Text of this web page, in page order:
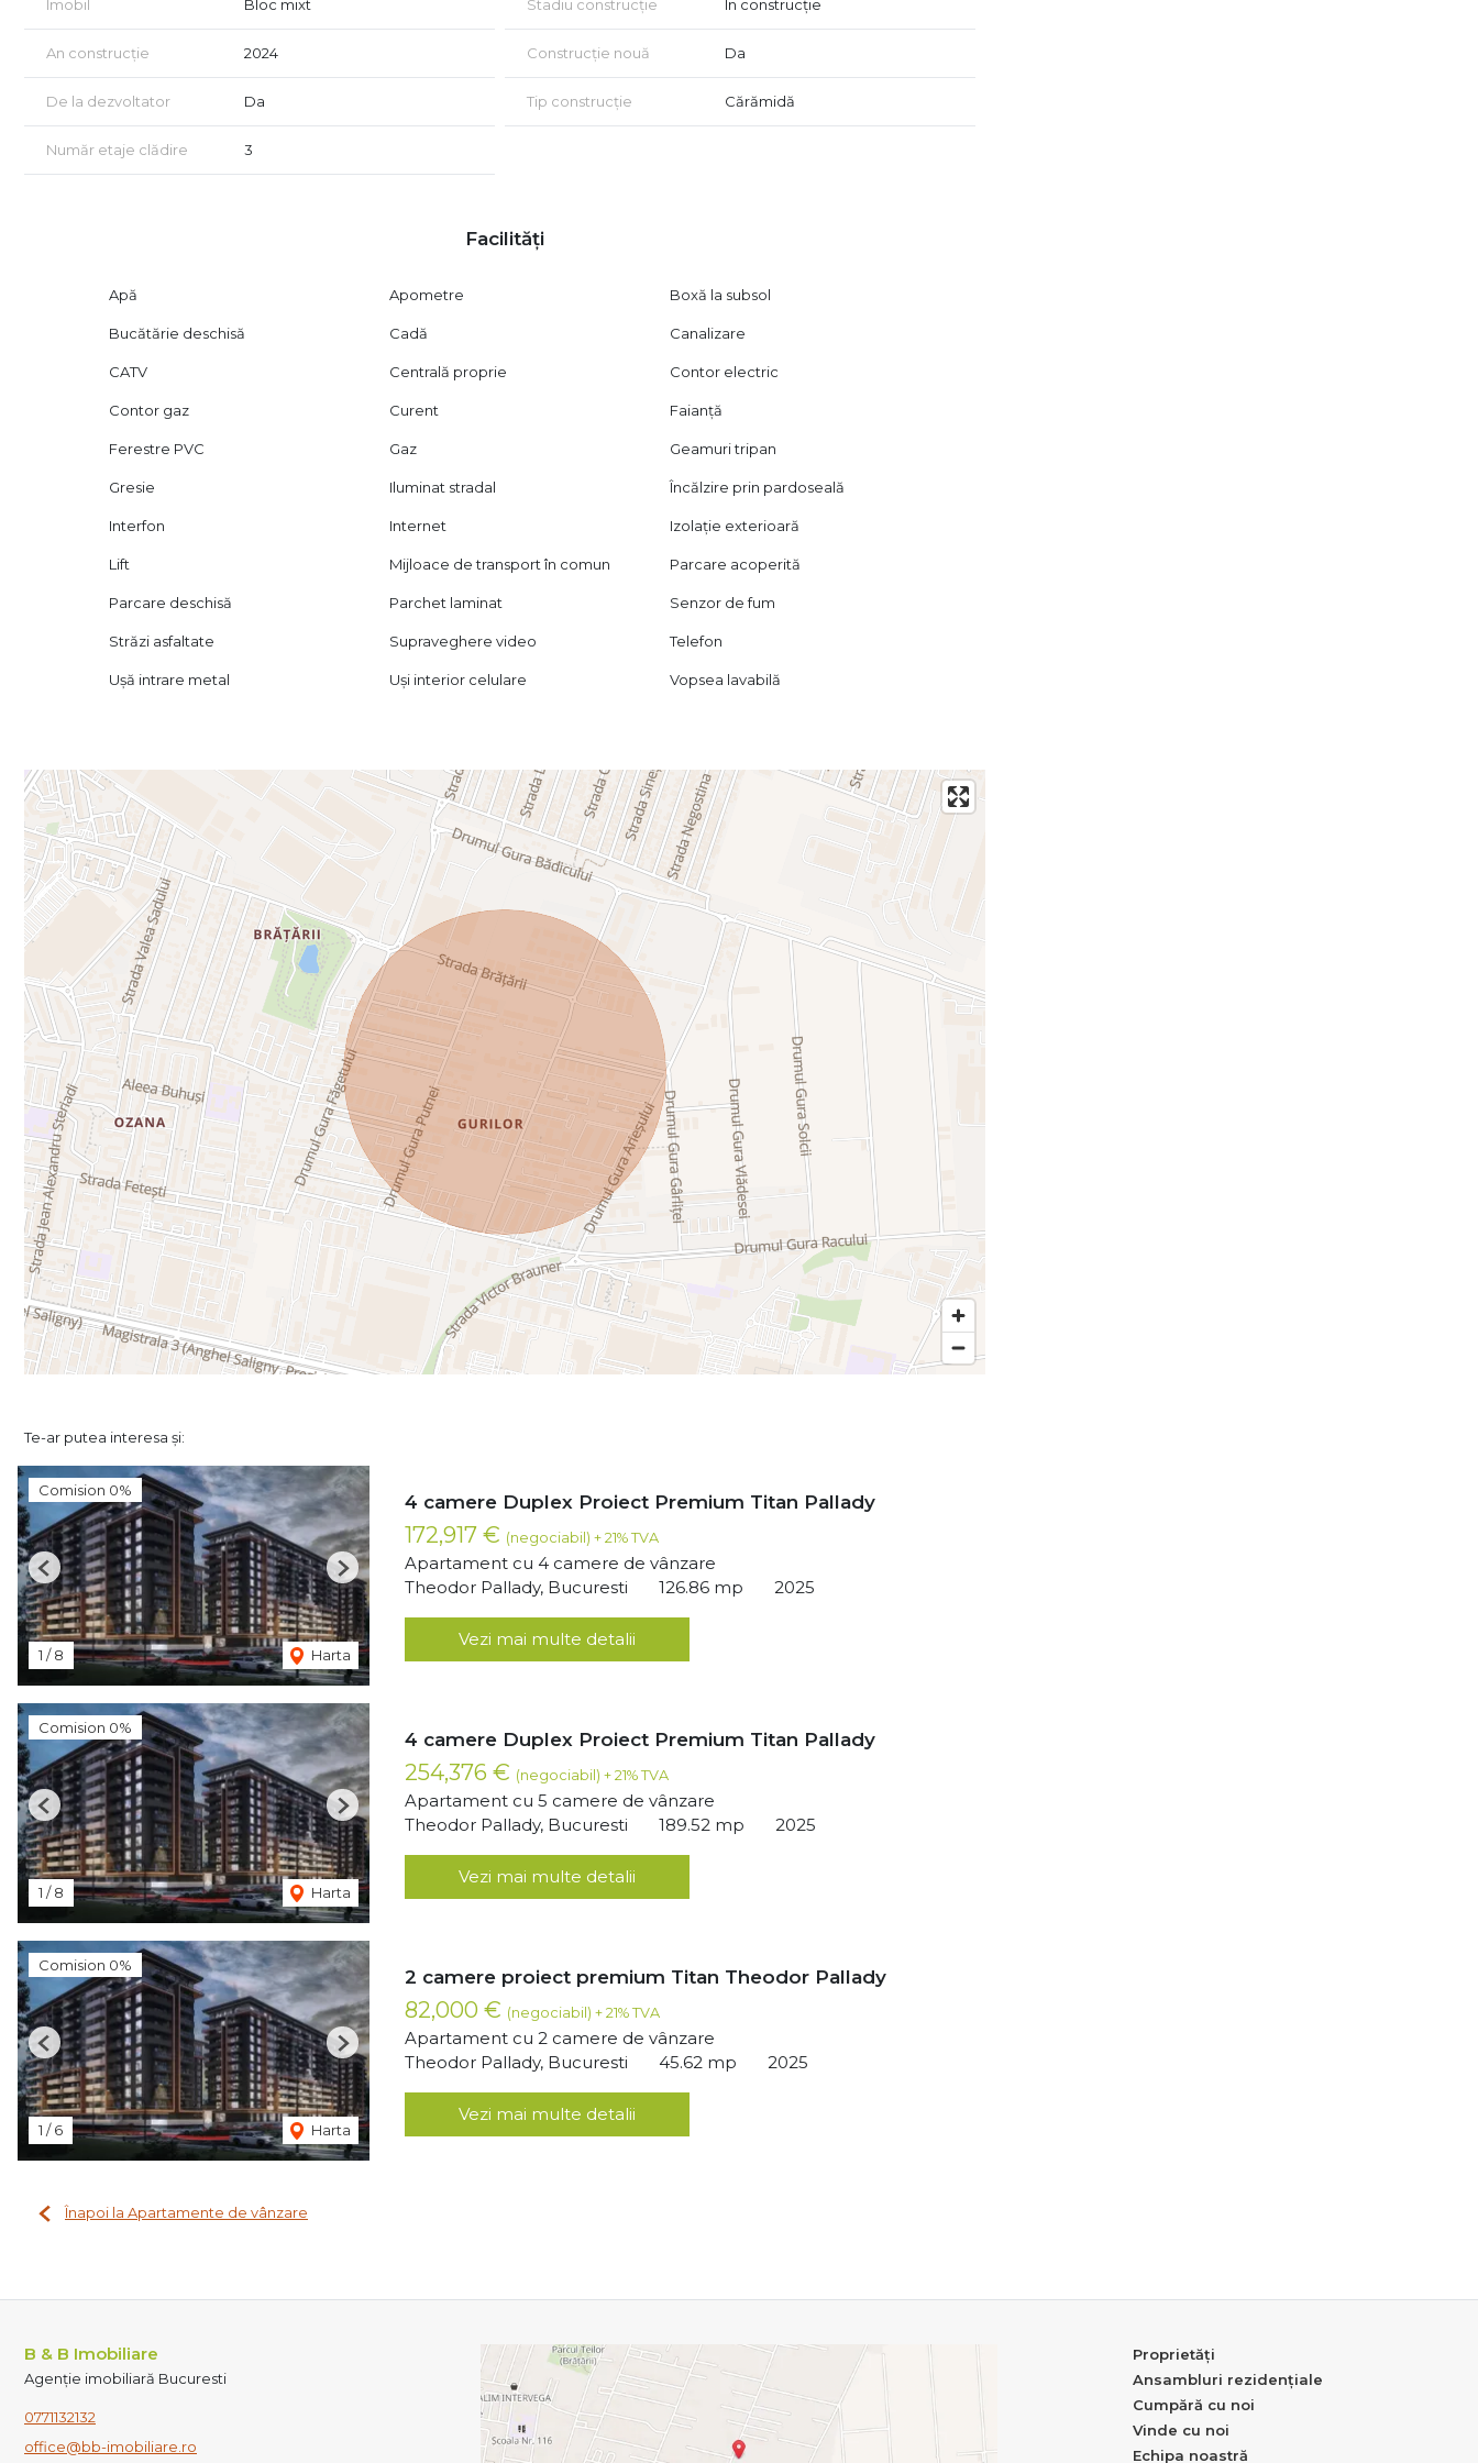
- Uşi metalice la intrare si celulare la interior
- Acces privat in complex rezidential cu barieră
- Locuri de parcare
- Spatii de agrement si loc de joaca pentru copii
- Boxe individuale
Imobil Bloc mixt Stadiu construcție În construcție
An construcție 2024 Construcție nouă Da
De la dezvoltator Da Tip construcție Cărămidă
Număr etaje clădire 3
Facilități
Apă Apometre Boxă la subsol
Bucătărie deschisă Cadă Canalizare
CATV Centrală proprie Contor electric
Contor gaz Curent Faianță
Ferestre PVC Gaz Geamuri tripan
Gresie Iluminat stradal Încălzire prin pardoseală
Interfon Internet Izolație exterioară
Lift Mijloace de transport în comun Parcare acoperită
Parcare deschisă Parchet laminat Senzor de fum
Străzi asfaltate Supraveghere video Telefon
Ușă intrare metal Uși interior celulare Vopsea lavabilă
Te-ar putea interesa și:
Comision 0%
1 /8 Harta
Previous Next
4 camere Duplex Proiect Premium Titan Pallady
172,917 € (negociabil) + 21% TVA
Apartament cu 4 camere de vânzare
Theodor Pallady, Bucuresti
126.86 mp 2025
Vezi mai multe detalii
Comision 0%
1 /8 Harta
Previous Next
4 camere Duplex Proiect Premium Titan Pallady
254,376 € (negociabil) + 21% TVA
Apartament cu 5 camere de vânzare
Theodor Pallady, Bucuresti
189.52 mp 2025
Vezi mai multe detalii
Comision 0%
1 /6 Harta
Previous Next
2 camere proiect premium Titan Theodor Pallady
82,000 € (negociabil) + 21% TVA
Apartament cu 2 camere de vânzare
Theodor Pallady, Bucuresti
45.62 mp 2025
Vezi mai multe detalii
Înapoi la Apartamente de vânzare
B & B Imobiliare
Agenție imobiliară Bucuresti
0771132132
office@bb-imobiliare.ro
Proprietăți
Ansambluri rezidențiale
Cumpără cu noi
Vinde cu noi
Echipa noastră